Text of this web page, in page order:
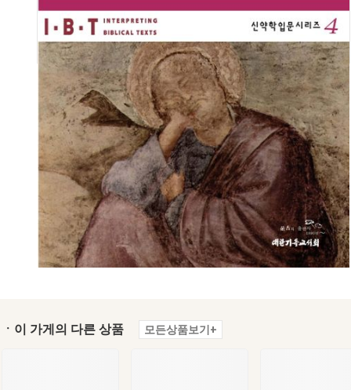
ㆍ이 가게의 다른 상품 모든상품보기+